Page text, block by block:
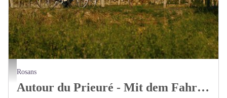
Au coeur des Baronnies Provençales - CCSB
Rosans
Autour du Prieuré - Mit dem Fahrrad rund um das Priorat